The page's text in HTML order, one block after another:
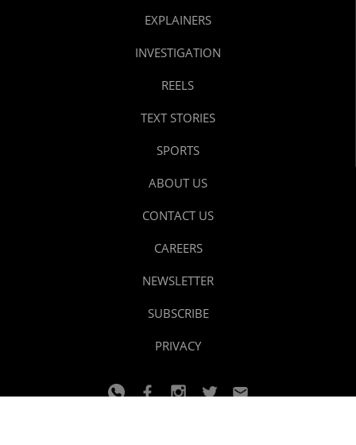
EXPLAINERS
INVESTIGATION
REELS
TEXT STORIES
SPORTS
ABOUT US
CONTACT US
CAREERS
NEWSLETTER
SUBSCRIBE
PRIVACY